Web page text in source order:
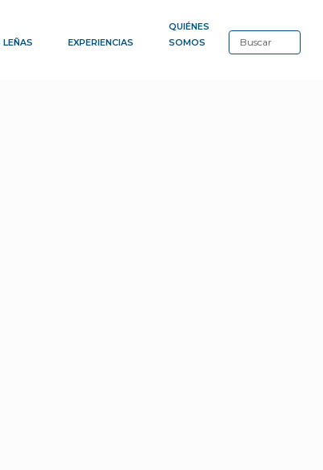
LEÑAS EXPERIENCIAS
QUIÉNES
SOMOS